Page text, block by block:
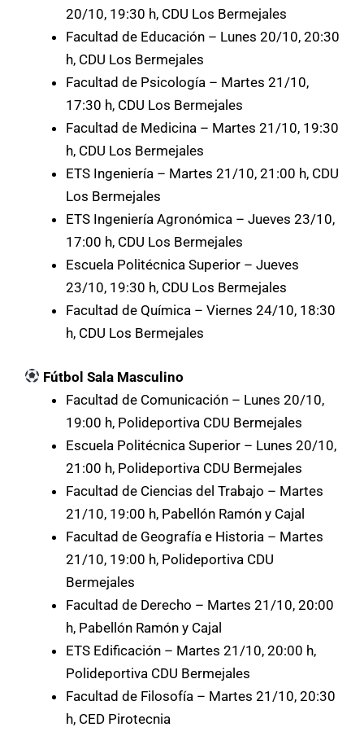
20/10, 19:30 h, CDU Los Bermejales
Facultad de Educación – Lunes 20/10, 20:30
h, CDU Los Bermejales
Facultad de Psicología – Martes 21/10,
17:30 h, CDU Los Bermejales
Facultad de Medicina – Martes 21/10, 19:30
h, CDU Los Bermejales
ETS Ingeniería – Martes 21/10, 21:00 h, CDU
Los Bermejales
ETS Ingeniería Agronómica – Jueves 23/10,
17:00 h, CDU Los Bermejales
Escuela Politécnica Superior – Jueves
23/10, 19:30 h, CDU Los Bermejales
Facultad de Química – Viernes 24/10, 18:30
h, CDU Los Bermejales
Fútbol Sala Masculino
Facultad de Comunicación – Lunes 20/10,
19:00 h, Polideportiva CDU Bermejales
Escuela Politécnica Superior – Lunes 20/10,
21:00 h, Polideportiva CDU Bermejales
Facultad de Ciencias del Trabajo – Martes
21/10, 19:00 h, Pabellón Ramón y Cajal
Facultad de Geografía e Historia – Martes
21/10, 19:00 h, Polideportiva CDU
Bermejales
Facultad de Derecho – Martes 21/10, 20:00
h, Pabellón Ramón y Cajal
ETS Edificación – Martes 21/10, 20:00 h,
Polideportiva CDU Bermejales
Facultad de Filosofía – Martes 21/10, 20:30
h, CED Pirotecnia